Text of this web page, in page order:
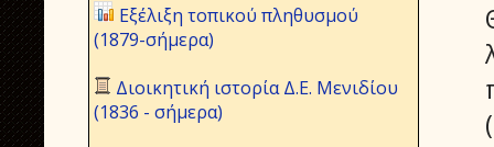
Εξέλιξη τοπικού πληθυσμού
(1879-σήμερα)
Διοικητική ιστορία Δ.Ε. Μενιδίου
(1836 - σήμερα)